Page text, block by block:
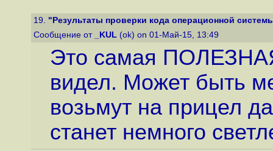
19. "Результаты проверки кода операционной
Сообщение от
_KUL (ok) on 01-Май-15, 13:49
Это самая
видел. Может быть
возьмут на прицел
станет немного